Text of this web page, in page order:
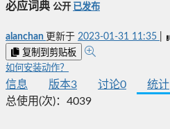
必应词典 公开 已发布
alanchan 更新于 2023-01-31 11:35
复制到剪贴板
如何安装动作？
信息 版本3 讨论0 统计
总使用(次)： 4039